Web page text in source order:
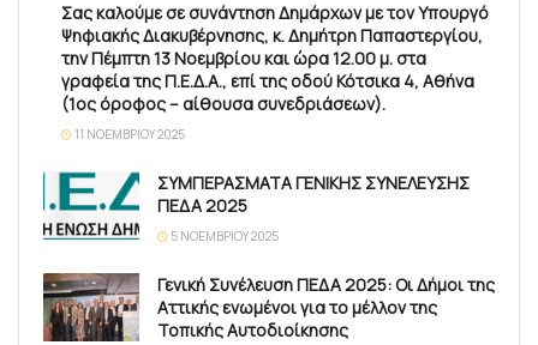
Σας καλούμε σε συνάντηση Δημάρχων με τον Υπουργό
Ψηφιακής Διακυβέρνησης, κ. Δημήτρη Παπαστεργίου,
την Πέμπτη 13 Νοεμβρίου και ώρα 12.00 μ. στα
γραφεία της Π.Ε.Δ.Α., επί της οδού Κότσικα 4, Αθήνα
(1ος όροφος – αίθουσα συνεδριάσεων).
11 ΝΟΕΜΒΡΊΟΥ 2025
ΣΥΜΠΕΡΑΣΜΑΤΑ ΓΕΝΙΚΗΣ ΣΥΝΕΛΕΥΣΗΣ
ΠΕΔΑ 2025
5 ΝΟΕΜΒΡΊΟΥ 2025
Γενική Συνέλευση ΠΕΔΑ 2025: Οι Δήμοι της
Αττικής ενωμένοι για το μέλλον της
Τοπικής Αυτοδιοίκησης